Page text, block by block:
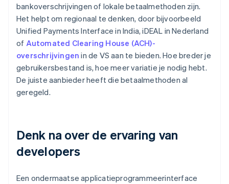
bankoverschrijvingen of lokale betaalmethoden zijn.
Het helpt om regionaal te denken, door bijvoorbeeld
Unified Payments Interface in India, iDEAL in Nederland
of Automated Clearing House (ACH)-
overschrijvingen in de VS aan te bieden. Hoe breder je
gebruikersbestand is, hoe meer variatie je nodig hebt.
De juiste aanbieder heeft die betaalmethoden al
geregeld.
Denk na over de ervaring van
developers
Een ondermaatse applicatieprogrammeerinterface